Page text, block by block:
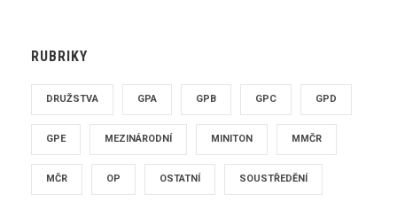
RUBRIKY
DRUŽSTVA GPA GPB GPC GPD
GPE MEZINÁRODNÍ MINITON MMČR
MČR OP OSTATNÍ SOUSTŘEDĚNÍ